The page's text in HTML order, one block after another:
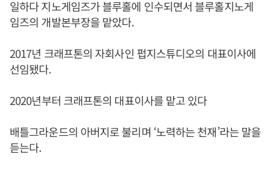
일하다 지노게임즈가 블루홀에 인수되면서 블루홀지노게
임즈의 개발본부장을 맡았다.
2017년 크래프톤의 자회사인 펍지스튜디오의 대표이사에
선임됐다.
2020년부터 크래프톤의 대표이사를 맡고 있다
배틀그라운드의 아버지로 불리며 ‘노력하는 천재’라는 말을
듣는다.